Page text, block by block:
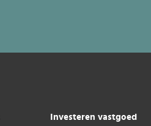
Investeren vastgoed